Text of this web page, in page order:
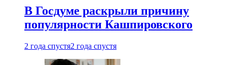
В Госдуме раскрыли причину
популярности Кашпировского
2 года спустя2 года спустя